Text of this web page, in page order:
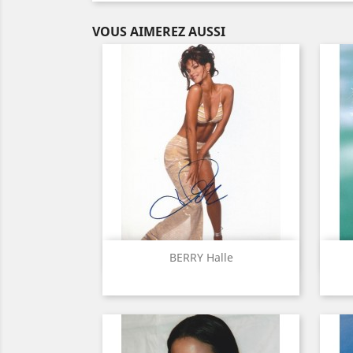
VOUS AIMEREZ AUSSI
BERRY Halle
Aperçu rapide